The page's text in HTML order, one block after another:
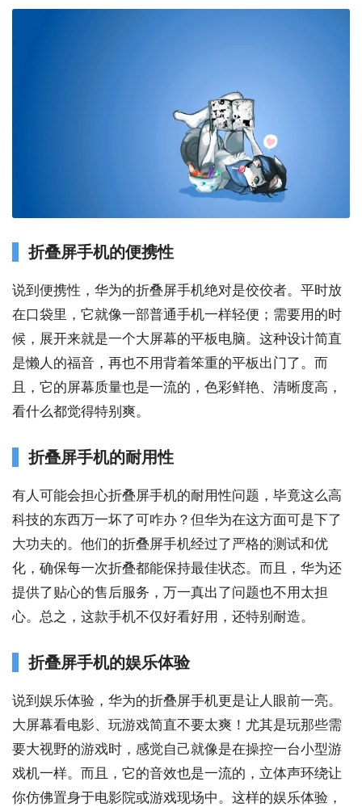
折叠屏手机的便携性
说到便携性，华为的折叠屏手机绝对是佼佼者。平时放
在口袋里，它就像一部普通手机一样轻便；需要用的时
候，展开来就是一个大屏幕的平板电脑。这种设计简直
是懒人的福音，再也不用背着笨重的平板出门了。而
且，它的屏幕质量也是一流的，色彩鲜艳、清晰度高，
看什么都觉得特别爽。
折叠屏手机的耐用性
有人可能会担心折叠屏手机的耐用性问题，毕竟这么高
科技的东西万一坏了可咋办？但华为在这方面可是下了
大功夫的。他们的折叠屏手机经过了严格的测试和优
化，确保每一次折叠都能保持最佳状态。而且，华为还
提供了贴心的售后服务，万一真出了问题也不用太担
心。总之，这款手机不仅好看好用，还特别耐造。
折叠屏手机的娱乐体验
说到娱乐体验，华为的折叠屏手机更是让人眼前一亮。
大屏幕看电影、玩游戏简直不要太爽！尤其是玩那些需
要大视野的游戏时，感觉自己就像是在操控一台小型游
戏机一样。而且，它的音效也是一流的，立体声环绕让
你仿佛置身于电影院或游戏现场中。这样的娱乐体验，